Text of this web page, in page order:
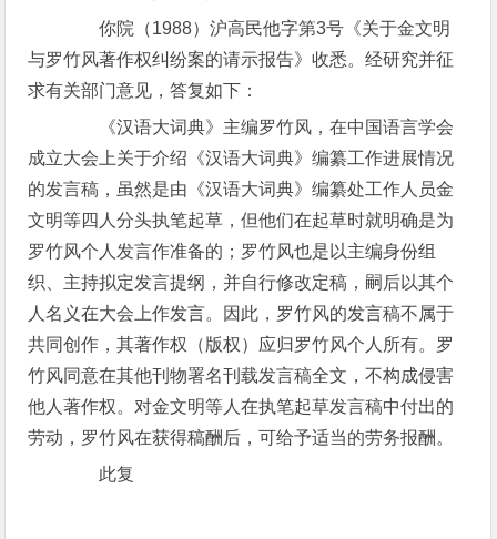
你院（1988）沪高民他字第3号《关于金文明
与罗竹风著作权纠纷案的请示报告》收悉。经研究并征
求有关部门意见，答复如下：
《汉语大词典》主编罗竹风，在中国语言学会
成立大会上关于介绍《汉语大词典》编纂工作进展情况
的发言稿，虽然是由《汉语大词典》编纂处工作人员金
文明等四人分头执笔起草，但他们在起草时就明确是为
罗竹风个人发言作准备的；罗竹风也是以主编身份组
织、主持拟定发言提纲，并自行修改定稿，嗣后以其个
人名义在大会上作发言。因此，罗竹风的发言稿不属于
共同创作，其著作权（版权）应归罗竹风个人所有。罗
竹风同意在其他刊物署名刊载发言稿全文，不构成侵害
他人著作权。对金文明等人在执笔起草发言稿中付出的
劳动，罗竹风在获得稿酬后，可给予适当的劳务报酬。
此复